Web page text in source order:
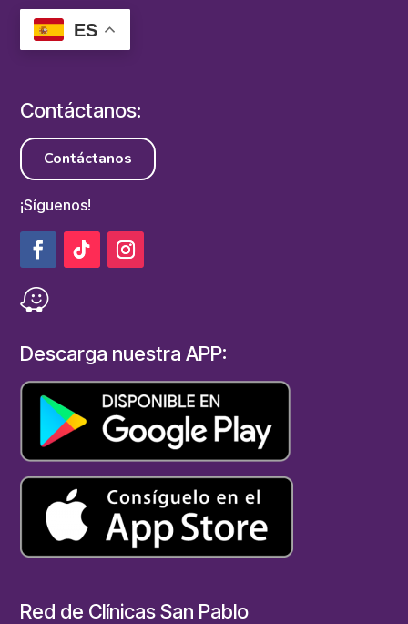
ES
Contáctanos:
Contáctanos
¡Síguenos!
Descarga nuestra APP:
Red de Clínicas San Pablo